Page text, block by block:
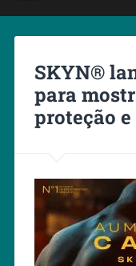
SKYN®
para
proteção